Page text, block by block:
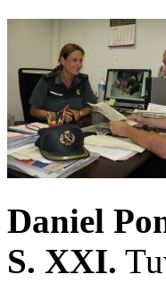
Daniel
S. XXI.